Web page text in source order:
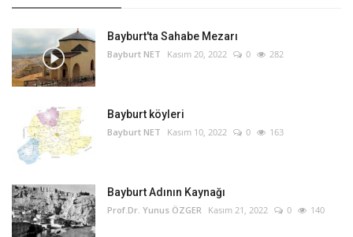
Bayburt'ta Sahabe Mezarı
Bayburt NET Kasım 20, 2022 0 282
Bayburt köyleri
Bayburt NET Kasım 10, 2022 0 163
Bayburt Adının Kaynağı
Prof.Dr. Yunus ÖZGER Kasım 21, 2022 0 140